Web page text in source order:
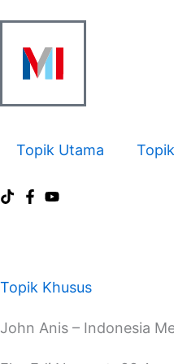
content
Topik Utama
Topik Khusus
John Anis – Indonesia